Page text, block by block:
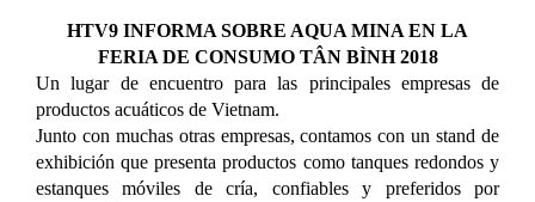
HTV9 INFORMA SOBRE AQUA MINA EN LA
FERIA DE CONSUMO TÂN BÌNH 2018
Un lugar de encuentro para las principales empresas de
productos acuáticos de Vietnam.
Junto con muchas otras empresas, contamos con un stand de
exhibición que presenta productos como tanques redondos y
estanques móviles de cría, confiables y preferidos por